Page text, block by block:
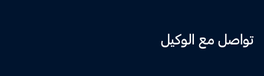
تواصل مع الوكيل